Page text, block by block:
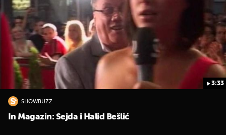
3:33
SHOWBUZZ
In Magazin: Sejda i Halid Bešlić